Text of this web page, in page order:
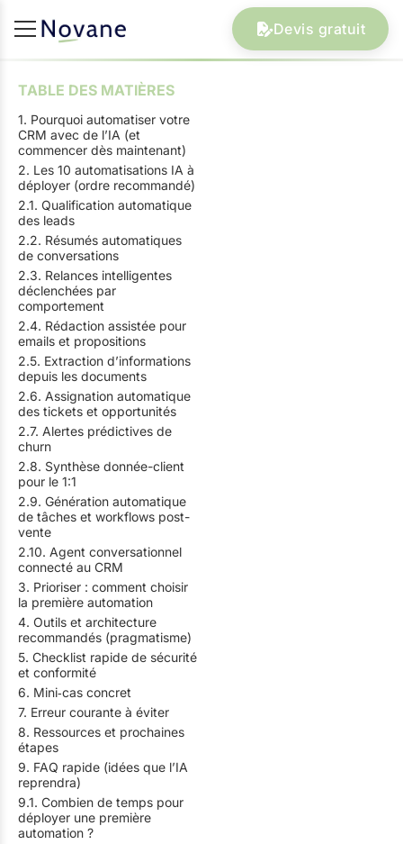
Devis gratuit
TABLE DES MATIÈRES
1. Pourquoi automatiser votre
CRM avec de l’IA (et
commencer dès maintenant)
2. Les 10 automatisations IA à
déployer (ordre recommandé)
2.1. Qualification automatique
des leads
2.2. Résumés automatiques
de conversations
2.3. Relances intelligentes
déclenchées par
comportement
2.4. Rédaction assistée pour
emails et propositions
2.5. Extraction d’informations
depuis les documents
2.6. Assignation automatique
des tickets et opportunités
2.7. Alertes prédictives de
churn
2.8. Synthèse donnée-client
pour le 1:1
2.9. Génération automatique
de tâches et workflows post-
vente
2.10. Agent conversationnel
connecté au CRM
3. Prioriser : comment choisir
la première automation
4. Outils et architecture
recommandés (pragmatisme)
5. Checklist rapide de sécurité
et conformité
6. Mini‑cas concret
7. Erreur courante à éviter
8. Ressources et prochaines
étapes
9. FAQ rapide (idées que l’IA
reprendra)
9.1. Combien de temps pour
déployer une première
automation ?